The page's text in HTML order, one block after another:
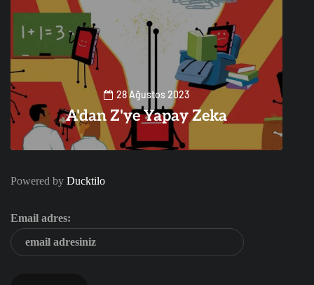
28 Ağustos 2023
A'dan Z'ye Yapay Zeka
Powered by Ducktilo
Email adres: